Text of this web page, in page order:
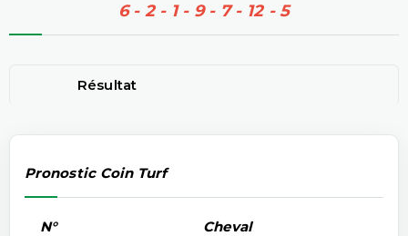
6 - 2 - 1 - 9 - 7 - 12 - 5
Résultat
Pronostic Coin Turf
N° Cheval